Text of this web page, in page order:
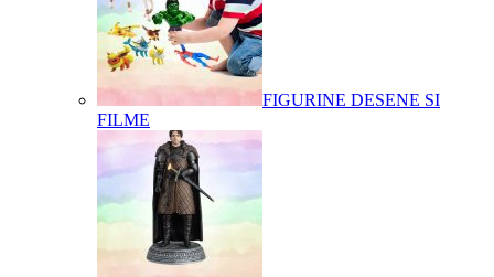
FIGURINE DESENE SI
FILME